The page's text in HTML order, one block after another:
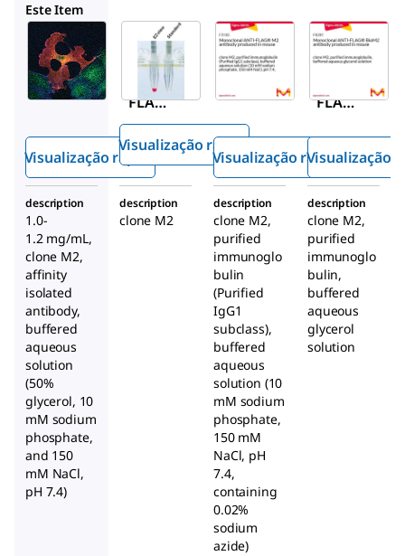
Este Item
Sigma-
Aldrich
F1804
ANTI-
FLAG
®M2
mon
oclon
al
Visualização rápida
Millipore
F2426
Gel de
M2
EZvie
w
Verm
elho
ANTI-
FLAG
®
Visualização rápida
Sigma-
Aldrich
F3165
FLAG
oclon
al
Visualização rápidaVisualização
description
1.0-
1.2 mg/mL,
clone M2,
affinity
isolated
antibody,
buffered
aqueous
solution
(50%
glycerol, 10
mM sodium
phosphate,
and 150
mM NaCl,
pH 7.4)
description
clone M2
description
clone M2,
purified
immunoglo
bulin
(Purified
IgG1
subclass),
buffered
aqueous
solution (10
mM sodium
phosphate,
150 mM
NaCl, pH
7.4,
containing
0.02%
sodium
azide)
description
clone M2,
purified
immunoglo
bulin,
buffered
aqueous
glycerol
solution